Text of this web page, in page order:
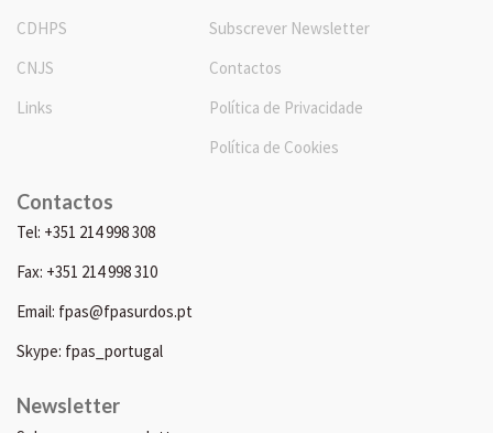
CDHPS
CNJS
Links
Subscrever Newsletter
Contactos
Política de Privacidade
Política de Cookies
Contactos
Tel: +351 214 998 308
Fax: +351 214 998 310
Email: fpas@fpasurdos.pt
Skype: fpas_portugal
Newsletter